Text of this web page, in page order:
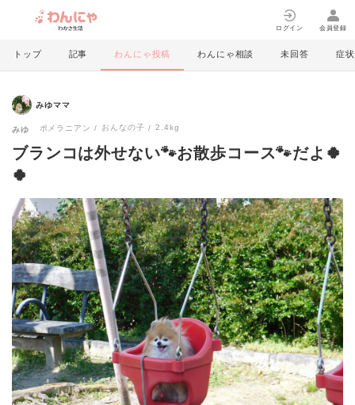
ログイン 会員登録
トップ 記事 わんにゃ投稿 わんにゃ相談 未回答 症状
みゆママ
みゆ ポメラニアン おんなの子 2.4kg
ブランコは外せない🐾お散歩コース🐾だよ🍀
🍀